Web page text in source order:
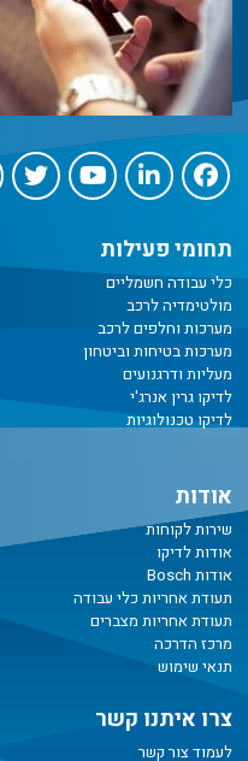
תחומי פעילות
כלי עבודה חשמליים
מולטימדיה לרכב
מערכות וחלפים לרכב
מערכות בטיחות וביטחון
מעליות ודרגנועים
לדיקו גרין אנרג'י
לדיקו טכנולוגיות
אודות
שירות לקוחות
אודות לדיקו
אודות Bosch
תעודת אחריות כלי עבודה
תעודת אחריות מצברים
מרכז הדרכה
תנאי שימוש
צרו איתנו קשר
לעמוד צור קשר